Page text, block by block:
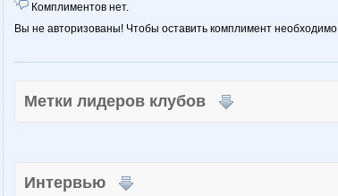
Комплиментов нет.
Вы не авторизованы! Чтобы оставить комплимент необходимо
Метки лидеров клубов
Интервью